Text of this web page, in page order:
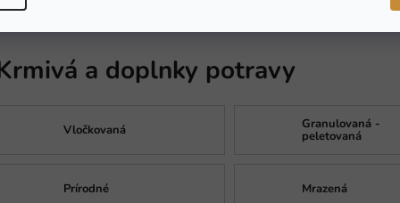
a doplnky potravy
Vločkovaná Granulovaná -
peletovaná
Prírodné Mrazená